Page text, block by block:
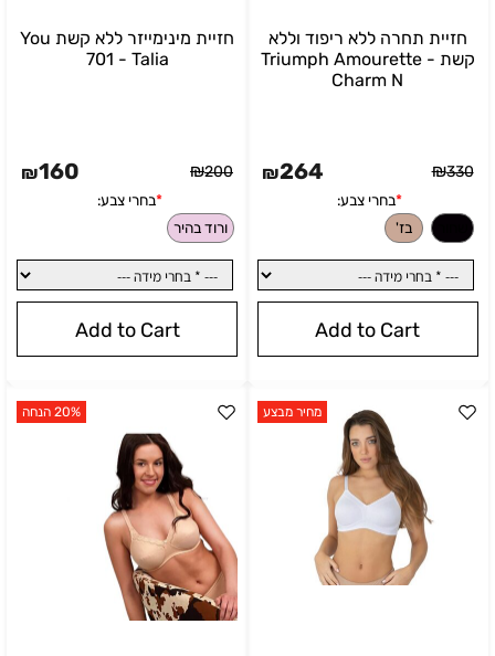
חזיית תחרה ללא ריפוד וללא
קשת - Triumph Amourette
Charm N
₪330
₪264
Add to Cart
חזיית מינימייזר ללא קשת You
701 - Talia
₪200
₪160
ורוד בהיר
Add to Cart
מחיר מבצע 20% הנחה